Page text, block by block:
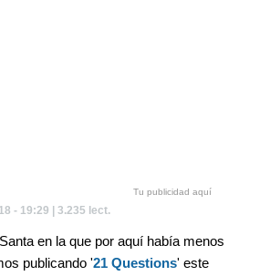
Tu publicidad aquí
- 19:29 | 3.235 lect.
en la que por aquí había menos
publicando '21 Questions' este